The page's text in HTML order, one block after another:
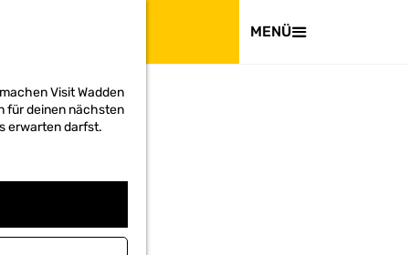
Visit Wadden
für deinen nächsten
erwarten darfst.
MENÜ